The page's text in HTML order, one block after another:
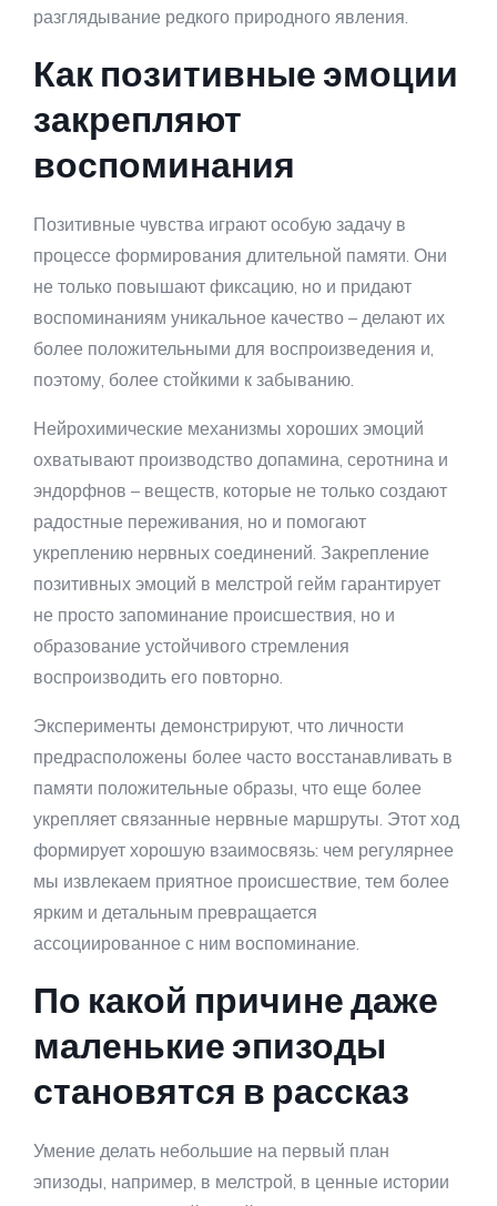
разглядывание редкого природного явления.
Как позитивные эмоции
закрепляют
воспоминания
Позитивные чувства играют особую задачу в
процессе формирования длительной памяти. Они
не только повышают фиксацию, но и придают
воспоминаниям уникальное качество – делают их
более положительными для воспроизведения и,
поэтому, более стойкими к забыванию.
Нейрохимические механизмы хороших эмоций
охватывают производство допамина, серотнина и
эндорфнов – веществ, которые не только создают
радостные переживания, но и помогают
укреплению нервных соединений. Закрепление
позитивных эмоций в мелстрой гейм гарантирует
не просто запоминание происшествия, но и
образование устойчивого стремления
воспроизводить его повторно.
Эксперименты демонстрируют, что личности
предрасположены более часто восстанавливать в
памяти положительные образы, что еще более
укрепляет связанные нервные маршруты. Этот ход
формирует хорошую взаимосвязь: чем регулярнее
мы извлекаем приятное происшествие, тем более
ярким и детальным превращается
ассоциированное с ним воспоминание.
По какой причине даже
маленькие эпизоды
становятся в рассказ
Умение делать небольшие на первый план
эпизоды, например, в мелстрой, в ценные истории